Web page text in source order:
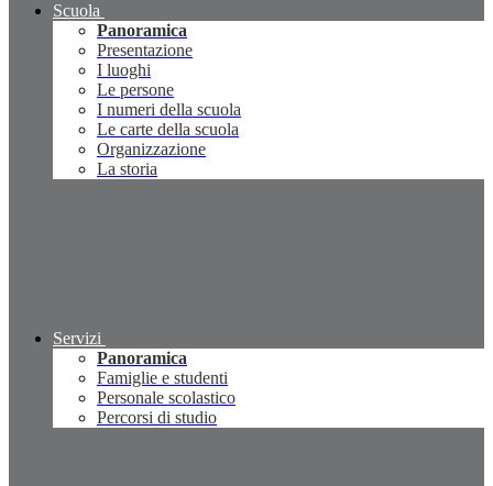
Scuola
Panoramica
Presentazione
I luoghi
Le persone
I numeri della scuola
Le carte della scuola
Organizzazione
La storia
Servizi
Panoramica
Famiglie e studenti
Personale scolastico
Percorsi di studio